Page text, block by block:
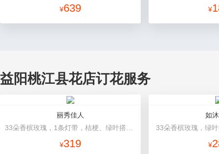
¥639 ¥
益阳桃江县花店订花服务
丽秀佳人
¥319
如
33朵香槟玫瑰，绿
¥